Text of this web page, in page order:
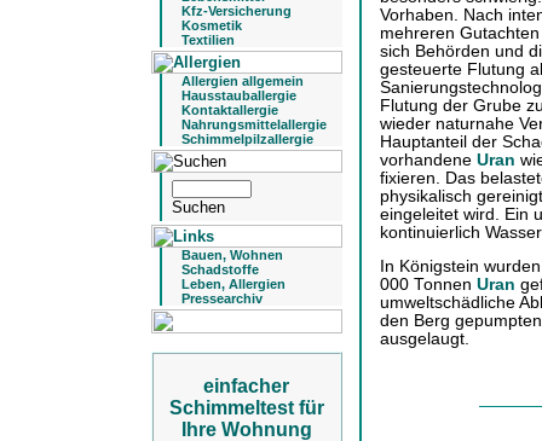
Kfz-Versicherung
Kosmetik
Textilien
Allergien allgemein
Hausstauballergie
Kontaktallergie
Nahrungsmittelallergie
Schimmelpilzallergie
Bauen, Wohnen
Schadstoffe
Leben, Allergien
Pressearchiv
einfacher
Schimmeltest für
Ihre Wohnung
Vorhaben. Nach
mehreren
sich Behörden und
gesteuerte Flutung
Flutung der Grube
wieder naturnahe
Hauptanteil der
vorhandene Uran
fixieren. Das
physikalisch
eingeleitet wird. Ein
kontinuierlich
In Königstein
000 Tonnen Uran
umweltschädliche
den Berg
ausgelaugt.